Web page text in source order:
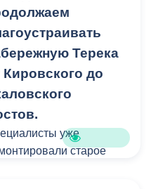
Терека
Кировского до
уже
старое